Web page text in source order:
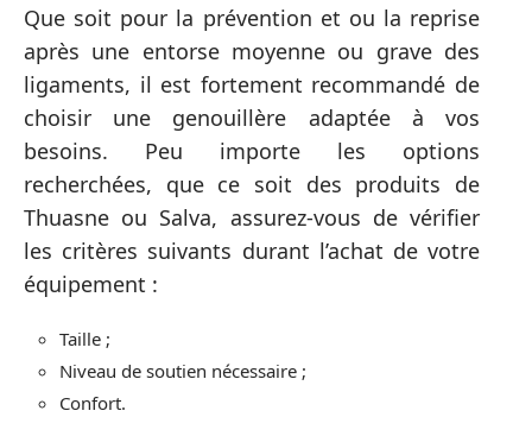
Que soit pour la prévention et ou la reprise
après une entorse moyenne ou grave des
ligaments, il est fortement recommandé de
choisir une genouillère adaptée à vos
besoins. Peu importe les options
recherchées, que ce soit des produits de
Thuasne ou Salva, assurez-vous de vérifier
les critères suivants durant l’achat de votre
équipement :
Taille ;
Niveau de soutien nécessaire ;
Confort.